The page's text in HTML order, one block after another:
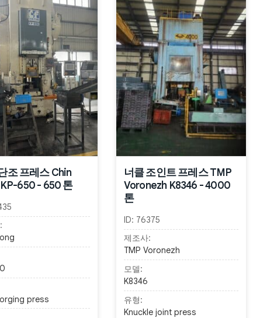
조 프레스 Chin
650 - 650 톤
press
너클 조인트 프레스 TMP
Voronezh K8346 - 4000
톤
ID: 76375
제조사:
TMP Voronezh
모델:
K8346
유형:
Knuckle joint press